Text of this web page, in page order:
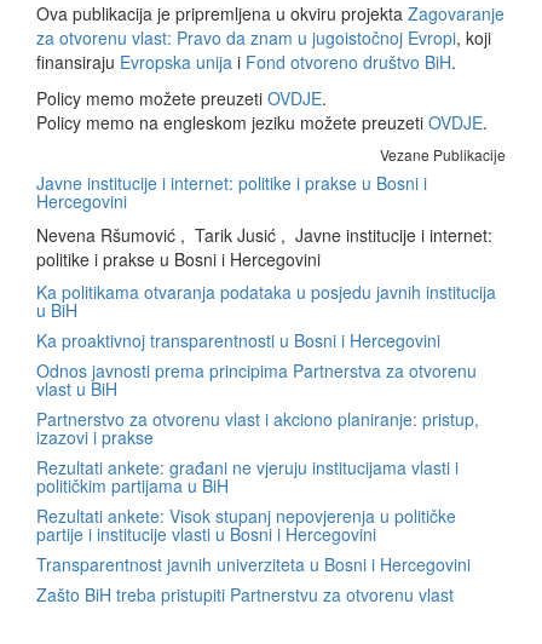
Ova publikacija je pripremljena u okviru projekta Zagovaranje
za otvorenu vlast: Pravo da znam u jugoistočnoj Evropi, koji
finansiraju Evropska unija i Fond otvoreno društvo BiH.
Policy memo možete preuzeti OVDJE.
Policy memo na engleskom jeziku možete preuzeti OVDJE.
Vezane Publikacije
Javne institucije i internet: politike i prakse u Bosni i
Hercegovini
Nevena Ršumović , Tarik Jusić , Javne institucije i internet:
politike i prakse u Bosni i Hercegovini
Ka politikama otvaranja podataka u posjedu javnih institucija
u BiH
Ka proaktivnoj transparentnosti u Bosni i Hercegovini
Odnos javnosti prema principima Partnerstva za otvorenu
vlast u BiH
Partnerstvo za otvorenu vlast i akciono planiranje: pristup,
izazovi i prakse
Rezultati ankete: građani ne vjeruju institucijama vlasti i
političkim partijama u BiH
Rezultati ankete: Visok stupanj nepovjerenja u političke
partije i institucije vlasti u Bosni i Hercegovini
Transparentnost javnih univerziteta u Bosni i Hercegovini
Zašto BiH treba pristupiti Partnerstvu za otvorenu vlast